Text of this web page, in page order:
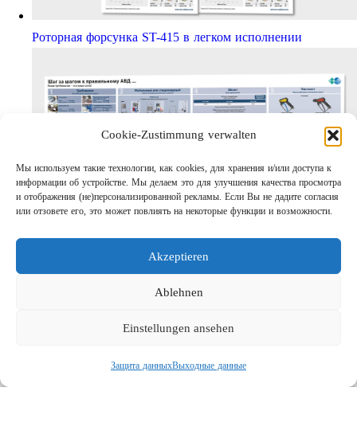
Cookie-Zustimmung verwalten
Мы используем такие технологии, как cookies, для хранения и/или доступа к
информации об устройстве. Мы делаем это для улучшения качества просмотра
и отображения (не)персонализированной рекламы. Если Вы не дадите согласия
или отзовете его, это может повлиять на некоторые функции и возможности.
Akzeptieren
Ablehnen
Einstellungen ansehen
Защита данныхВыходные данные
Роторная форсунка ST-415 в легком исполнении